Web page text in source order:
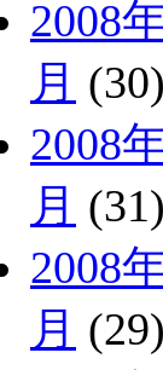
2008
月 (30)
2008
月 (31)
2008
月 (29)